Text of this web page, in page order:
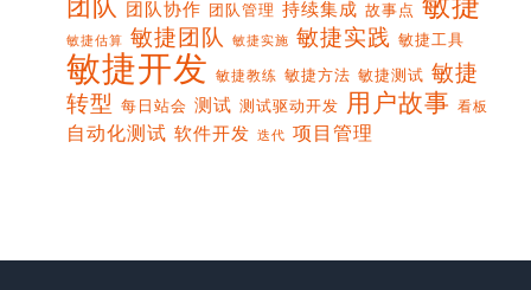
团队协作 团队管理 持续集成 故事点
敏捷估算 敏捷团队 敏捷实施 敏捷实践 敏捷工具
敏捷开发 敏捷教练 敏捷方法 敏捷测试 敏捷
转型 每日站会 测试 测试驱动开发 用户故事 看板
自动化测试 软件开发 迭代 项目管理